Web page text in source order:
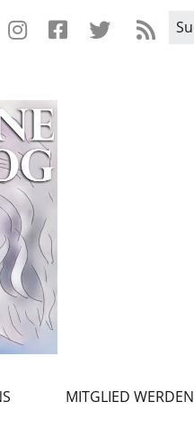
MITGLIED WERDEN